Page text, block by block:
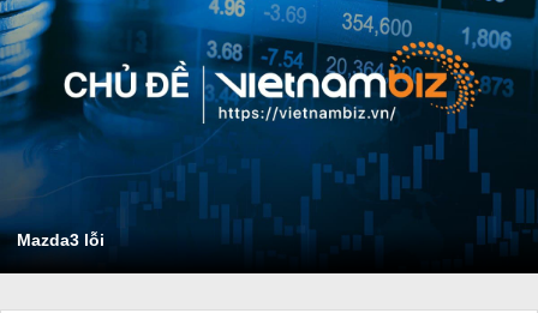
Mazda3 lỗi